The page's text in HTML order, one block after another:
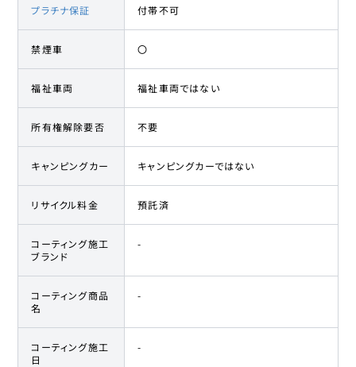
プラチナ保証 付帯不可
禁煙車 〇
福祉車両 福祉車両ではない
所有権解除要否 不要
キャンピングカー キャンピングカーではない
リサイクル料金 預託済
コーティング施工
ブランド
-
コーティング商品
名
-
コーティング施工
日
-